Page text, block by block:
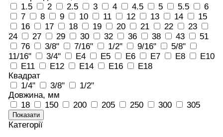
1.5
2 2.5 3 4 4.5 5 5.5
6
7
8 9 10 11 12 13 14
15
16
17 18 19 20 21 22
23
24
27 29 30 32 36 38 43
51
76
3/8" 7/16" 1/2" 9/16"
5/8"
11/16"
3/4" E4 E5 E6 E7 E8
E10
E11
E12 E14 E16
E18
Квадрат
1/4"
3/8"
1/2"
Довжина, мм
18
150 200 205 250 300 305
Показати
Категорії